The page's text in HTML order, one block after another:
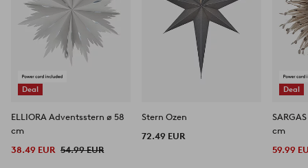
Deal
ELLIORA Adventsstern ø 58
cm
38.49 EUR 54.99 EUR
Stern Ozen
72.49 EUR
Deal
cm
59.99